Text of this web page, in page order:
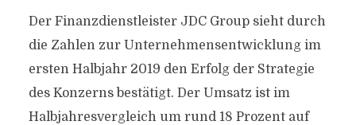
Der Finanzdienstleister JDC Group sieht durch
die Zahlen zur Unternehmensentwicklung im
ersten Halbjahr 2019 den Erfolg der Strategie
des Konzerns bestätigt. Der Umsatz ist im
Halbjahresvergleich um rund 18 Prozent auf